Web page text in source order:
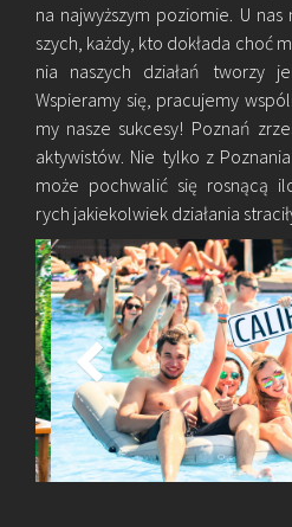
na naj­wyż­szym po­zio­mie. U
szych, każdy, kto do­kła­da choć
nia na­szych dzia­łań two­rzy
Wspie­ra­my się, pra­cu­je­my
my nasze suk­ce­sy! Po­znań
ak­ty­wi­stów. Nie tylko z
może po­chwa­lić się ro­sną­cą
rych ja­kie­kol­wiek dzia­ła­nia